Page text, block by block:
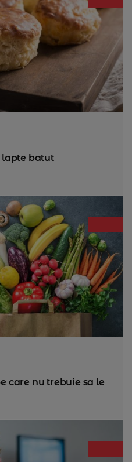
lapte batut
care nu trebuie sa le